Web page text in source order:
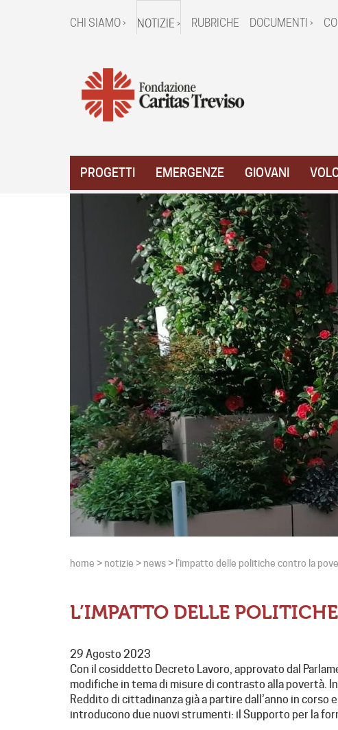
CHI SIAMO › NOTIZIE › RUBRICHE DOCUMENTI ›
PROGETTI EMERGENZE GIOVANI
home > notizie > news> l’impatto delle politiche contro la
L’IMPATTO DELLE
29 Agosto 2023
Con il cosiddetto Decreto Lavoro, approvato dal
modifiche in tema di misure di contrasto alla povertà.
Reddito di cittadinanza già a partire dall’anno in corso
introducono due nuovi strumenti: il Supporto per la